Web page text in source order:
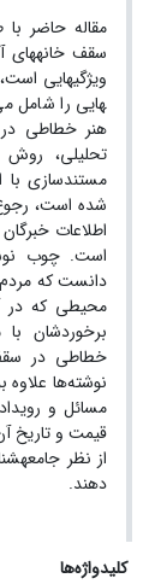
مقاله حاضر
سقف خانه­های
هایی را شامل
هنر خطاطی در
تحلیلی، روش
مستند­سازی با
شده است،
اطلاعات
است. چوب
دانست که
محیطی که در
برخوردشان
خطاطی در
نوشته‌ها علاوه
مسائل و
قیمت و تاریخ
از نظر
دهند.
کلیدواژه‌ها